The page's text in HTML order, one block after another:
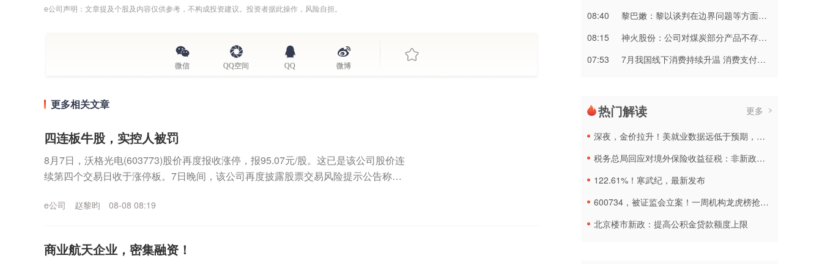
e公司声明：文章提及个股及内容仅供参考，不构成投资建议。投资者据此操作，风险自担。
微信 QQ空间 QQ 微博
更多相关文章
四连板牛股，实控人被罚
8月7日，沃格光电(603773)股价再度报收涨停，报95.07元/股。这已是该公司股价连
续第四个交易日收于涨停板。7日晚间，该公司再度披露股票交易风险提示公告称，
e公司 赵黎昀 08-08 08:19
商业航天企业，密集融资！
08:40
黎巴嫩：黎以谈判在边界问题等方面取得进展
08:15
神火股份：公司对煤炭部分产品不存在“计提资金”的情况
07:53
7月我国线下消费持续升温 消费支付金额同比增长2.2%
热门解读 更多
深夜，金价拉升！美就业数据远低于预期，加息或生变
税务总局回应对境外保险收益征税：非新政策，无需过度解读
122.61%！寒武纪，最新发布
600734，被证监会立案！一周机构龙虎榜抢筹名单出炉
北京楼市新政：提高公积金贷款额度上限